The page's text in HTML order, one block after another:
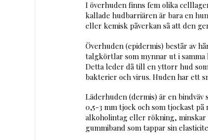
I överhuden finns fem olika
kallade hudbarriären är bara en
eller kemisk påverkan så att den
Överhuden (epidermis) består av
talgkörtlar som mynnar ut i samma
Detta leder då till en yttorr hud
bakterier och virus. Huden har ett
Läderhuden (dermis) är en bindväv
0,5-3 mm tjock och som tjockast
alkoholintag eller rökning,
gummiband som tappar sin